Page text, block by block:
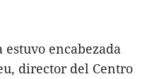
encabezada
director del Centro